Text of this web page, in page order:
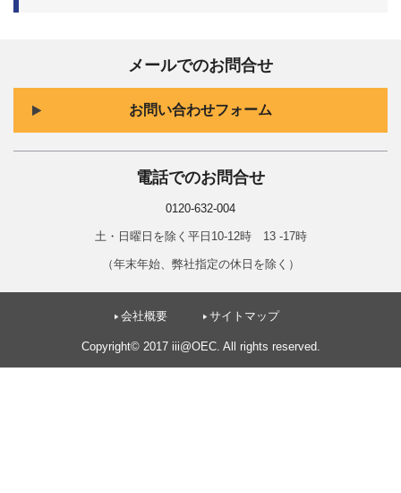
メールでのお問合せ
お問い合わせフォーム
電話でのお問合せ
0120-632-004
土・日曜日を除く平日10-12時 13 -17時
（年末年始、弊社指定の休日を除く）
会社概要 サイトマップ
Copyright© 2017 iii@OEC. All rights reserved.